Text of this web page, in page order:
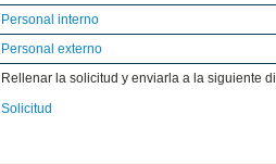
Personal interno
Personal externo
Rellenar la solicitud y enviarla a la siguiente
Solicitud